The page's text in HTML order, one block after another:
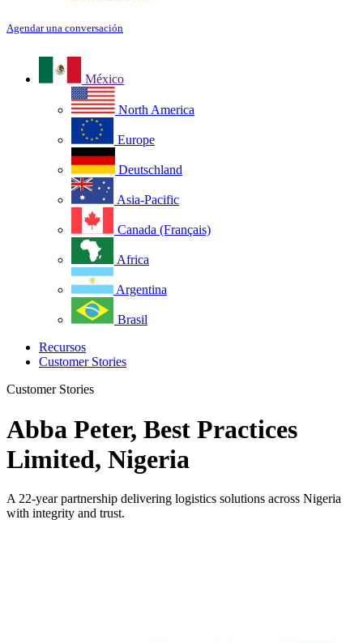
Agendar una conversación
México
North America
Europe
Deutschland
Asia-Pacific
Canada (Français)
Africa
Argentina
Brasil
Recursos
Customer Stories
Customer Stories
Abba Peter, Best Practices
Limited, Nigeria
A 22-year partnership delivering logistics solutions across Nigeria
with integrity and trust.